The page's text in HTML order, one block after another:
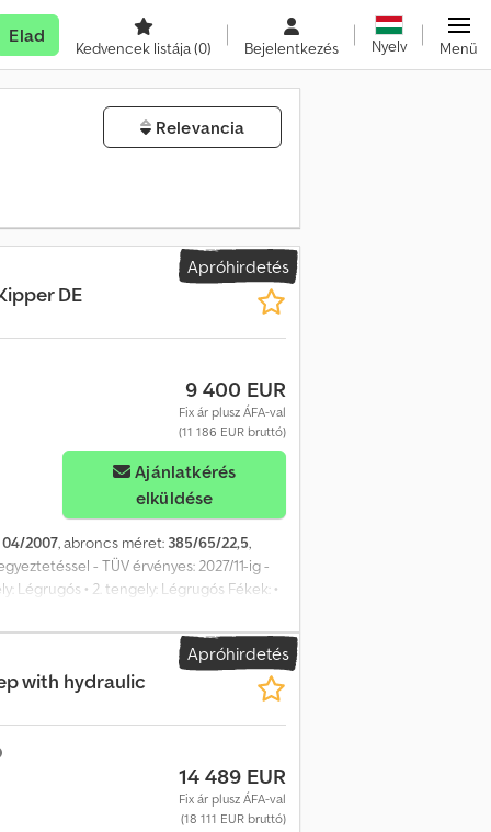
Elad
Kedvencek listája(0) Bejelentkezés Nyelv Menü
Relevancia
Apróhirdetés
DE
9 400 EUR
Fix ár plusz ÁFA-val
(11 186 EUR bruttó)
Ajánlatkérés
elküldése
04/2007, abroncs méret: 385/65/22,5,
- TÜV érvényes: 2027/11-ig -
Légrugós • 2. tengely: Légrugós Fékek: •
Emelhető tengely: • 1. tengely: nem •
• Gumi méret: 385/65/22,5 •
4100 kg • Hasznos teherbírás: 13
BPW • Pneumatikus hátsó ajtózár
1 342 mm Cedpfx Aloy Hdwmszoha Az
Apróhirdetés
with hydraulic
14 489 EUR
Fix ár plusz ÁFA-val
(18 111 EUR bruttó)